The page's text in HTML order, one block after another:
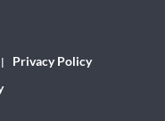
Privacy Policy